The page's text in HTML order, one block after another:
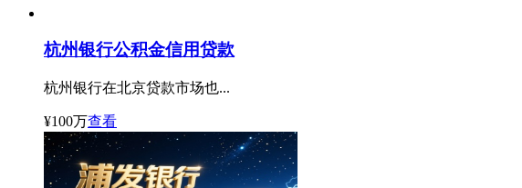
杭州银行公积金信用贷款
杭州银行在北京贷款市场也...
¥100万查看